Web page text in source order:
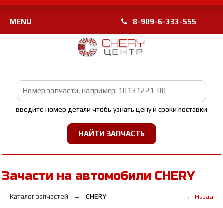
MENU 8-909-6-333-555
введите номер детали чтобы узнать цену и сроки поставки
Зачасти на автомобили CHERY
Каталог запчастей CHERY ← Назад